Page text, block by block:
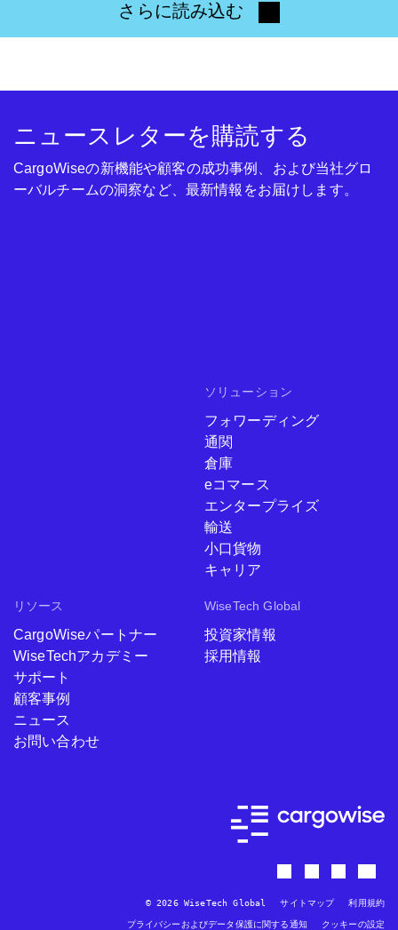
さらに読み込む
ソリューション
フォワーディング
通関
倉庫
eコマース
エンタープライズ
輸送
小口貨物
キャリア
リソース
CargoWiseパートナー
WiseTechアカデミー
サポート
顧客事例
ニュース
お問い合わせ
WiseTech Global
投資家情報
採用情報
ニュースレターを購読する
CargoWiseの新機能や顧客の成功事例、および当社グロ
ーバルチームの洞察など、最新情報をお届けします。
© 2026 WiseTech Global サイトマップ 利用規約
プライバシーおよびデータ保護に関する通知 クッキーの設定